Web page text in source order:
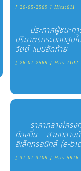
[ 20-05-2569 ] Hits:611
ประกาศผู้ชนะ
ปริมาตรกระบอกสู
วัตต์ แบบอัดท้าย
[ 26-01-2569 ] Hits:1102
ราคากลางโคร
ท้องถิ่น - สายกลาง
อิเล็กทรอนิกส์ (e-
[ 31-01-3109 ] Hits:5916